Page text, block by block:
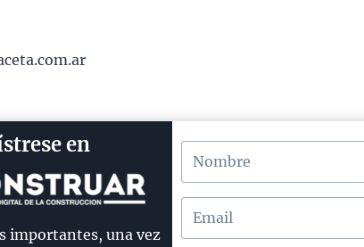
en
importantes, una vez